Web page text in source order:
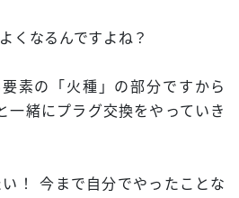
なるんですよね？
の「火種」の部分ですから
一緒にプラグ交換をやっていき
！ 今まで自分でやったことな